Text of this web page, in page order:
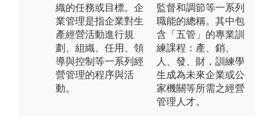
織的任務或目標。企
業管理是指企業對生
產經營活動進行規
劃、組織、任用、領
導與控制等一系列經
營管理的程序與活
動。
監督和調節等一系列
職能的總稱。其中包
含「五管」的專業訓
練課程：產、銷、
人、發、財，訓練學
生成為未來企業或公
家機關等所需之經營
管理人才。